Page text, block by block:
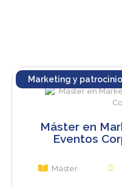
Marketing y
Máster en
Eventos
Máster